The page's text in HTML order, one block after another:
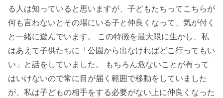
る人は知っていると思いますが、子どもたちってこちらが
何も言わないとその場にいる子と仲良くなって、気が付く
と一緒に遊んでいます。 この特徴を最大限に生かし、私
はあえて子供たちに「公園から出なければどこ行ってもい
い」と話をしていました。 もちろん危ないことが有って
はいけないので常に目が届く範囲で移動をしていました
が、私は子どもの相手をする必要がない上に仲良くなった